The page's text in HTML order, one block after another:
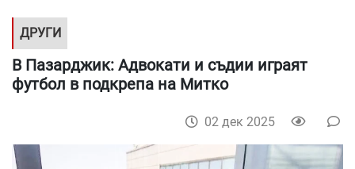
ДРУГИ
В Пазарджик: Адвокати и съдии играят
футбол в подкрепа на Митко
02 дек 2025